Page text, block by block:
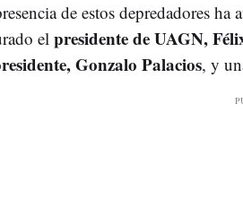
de estos depredadores
el presidente de UAGN,
Gonzalo Palacios, y